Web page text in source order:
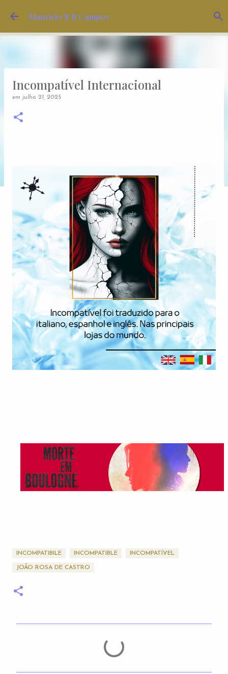
Pular para o conteúdo principal
Mauricio R B Campos
Incompatível Internacional
em julho 21, 2025
INCOMPATIBILE INCOMPATIBLE INCOMPATÍVEL
JOÃO ROSA DE CASTRO